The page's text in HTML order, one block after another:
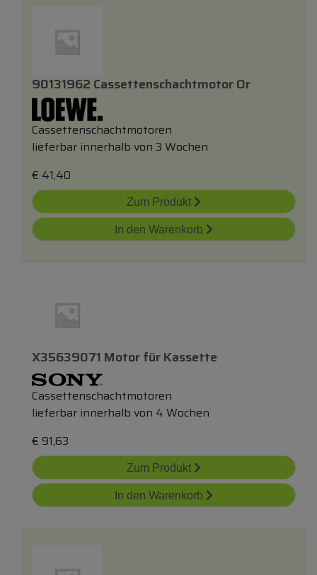
90131962 Cassettenschachtmotor Or
Cassettenschachtmotoren
lieferbar innerhalb von 3 Wochen
€ 41,40
Zum Produkt
In den Warenkorb
X35639071 MotorfürKassette
Cassettenschachtmotoren
lieferbar innerhalb von 4 Wochen
€ 91,63
Zum Produkt
In den Warenkorb